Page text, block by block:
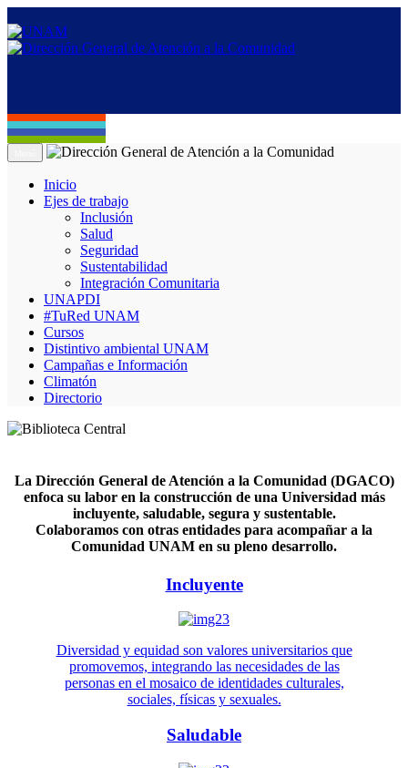
Inicio
Ejes de trabajo
Inclusión
Salud
Seguridad
Sustentabilidad
Integración Comunitaria
UNAPDI
#TuRed UNAM
Cursos
Distintivo ambiental UNAM
Campañas e Información
Climatón
Directorio
La Dirección General de Atención a la Comunidad (DGACO)
enfoca su labor en la construcción de una Universidad más
incluyente, saludable, segura y sustentable.
Colaboramos con otras entidades para acompañar a la
Comunidad UNAM en su pleno desarrollo.
Incluyente
Diversidad y equidad son valores universitarios que
promovemos, integrando las necesidades de las
personas en el mosaico de identidades culturales,
sociales, físicas y sexuales.
Saludable